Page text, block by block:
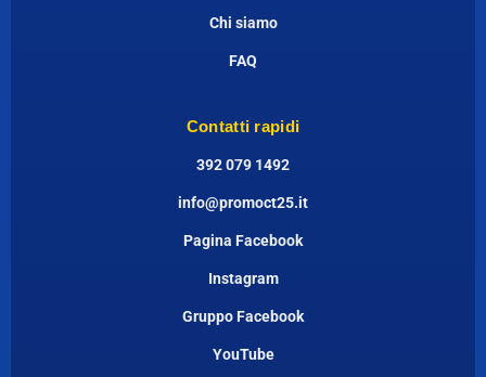
Chi siamo
FAQ
Contatti rapidi
392 079 1492
info@promoct25.it
Pagina Facebook
Instagram
Gruppo Facebook
YouTube